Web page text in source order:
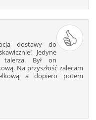
dostawy do
Jedyne
talerza. Był on
Na przyszłość zalecam
a dopiero potem